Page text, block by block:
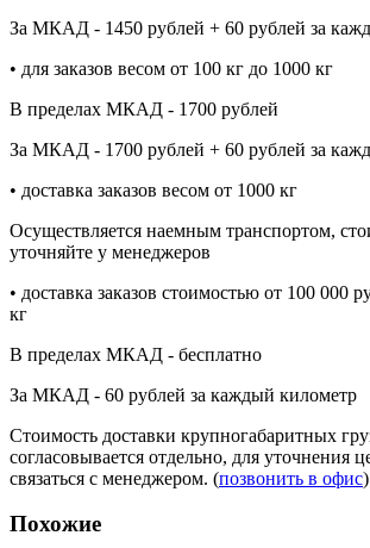
За МКАД - 1450 рублей + 60 рублей за
• для заказов весом от 100 кг до 1000 кг
В пределах МКАД - 1700 рублей
За МКАД - 1700 рублей + 60 рублей за
• доставка заказов весом от 1000 кг
Осуществляется наемным транспортом,
уточняйте у менеджеров
• доставка заказов стоимостью от 100 000
кг
В пределах МКАД - бесплатно
За МКАД - 60 рублей за каждый километр
Стоимость доставки крупногабаритных
согласовывается отдельно, для уточнения
связаться с менеджером. (позвонить в офис)
Похожие